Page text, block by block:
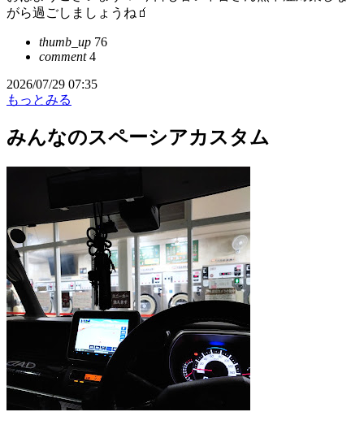
がら過ごしましょうね🧃
thumb_up 76
comment4
2026/07/29 07:35
もっとみる
みんなのスペーシアカスタム